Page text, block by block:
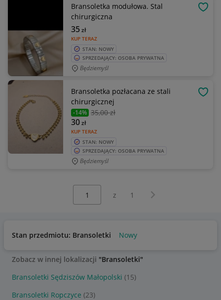
Bransoletka modułowa. Stal
chirurgiczna
KUP TERAZ
35zł
STAN: NOWY
SPRZEDAJĄCY: OSOBA PRYWATNA
Będziemyśl
Bransoletka pozłacana ze stali
chirurgicznej
-14% 35,00 zł
KUP TERAZ
30zł
STAN: NOWY
SPRZEDAJĄCY: OSOBA PRYWATNA
Będziemyśl
z 1 Następna strona
Stan przedmiotu: Bransoletki Nowy
Zobacz w innej lokalizacji "Bransoletki"
Bransoletki Sędziszów Małopolski (15)
Bransoletki Ropczyce (23)